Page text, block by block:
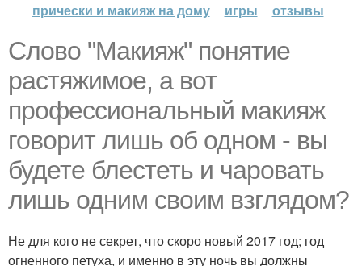
прически и макияж на дому
игры отзывы
Слово "Макияж" понятие
растяжимое, а вот
профессиональный макияж
говорит лишь об одном - вы
будете блестеть и чаровать
лишь одним своим взглядом?
Не для кого не секрет, что скоро новый 2017 год; год
огненного петуха, и именно в эту ночь вы должны